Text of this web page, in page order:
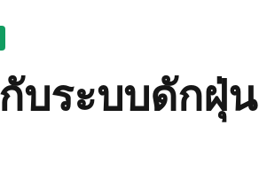
บระบบดักฝุ่น